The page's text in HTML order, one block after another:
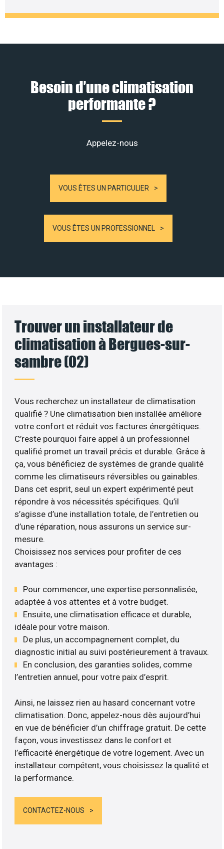
Besoin d’une climatisation
performante ?
Appelez-nous
VOUS ÊTES UN PARTICULIER
VOUS ÊTES UN PROFESSIONNEL
Trouver un installateur de
climatisation à Bergues-sur-
sambre (02)
Vous recherchez un installateur de climatisation
qualifié ? Une climatisation bien installée améliore
votre confort et réduit vos factures énergétiques.
C’reste pourquoi faire appel à un professionnel
qualifié promet un travail précis et durable. Grâce à
ça, vous bénéficiez de systèmes de grande qualité
comme les climatiseurs réversibles ou gainables.
Dans cet esprit, seul un expert expérimenté peut
répondre à vos nécessités spécifiques. Qu’il
s’agisse d’une installation totale, de l’entretien ou
d’une réparation, nous assurons un service sur-
mesure.
Choisissez nos services pour profiter de ces
avantages :
Pour commencer, une expertise personnalisée,
adaptée à vos attentes et à votre budget.
Ensuite, une climatisation efficace et durable,
idéale pour votre maison.
De plus, un accompagnement complet, du
diagnostic initial au suivi postérieurement à travaux.
En conclusion, des garanties solides, comme
l’entretien annuel, pour votre paix d’esprit.
Ainsi, ne laissez rien au hasard concernant votre
climatisation. Donc, appelez-nous dès aujourd’hui
en vue de bénéficier d’un chiffrage gratuit. De cette
façon, vous investissez dans le confort et
l’efficacité énergétique de votre logement. Avec un
installateur compétent, vous choisissez la qualité et
la performance.
CONTACTEZ-NOUS